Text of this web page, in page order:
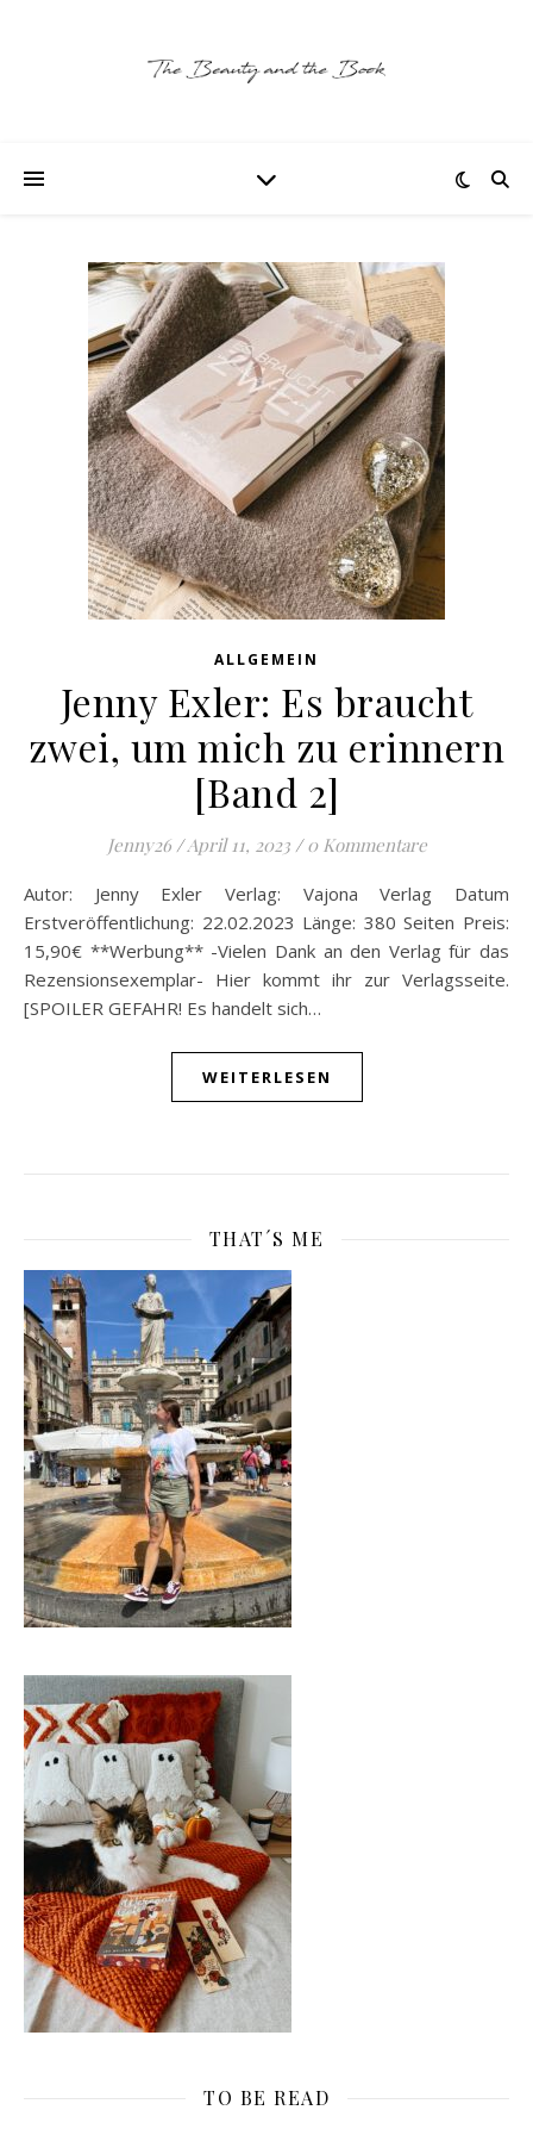
ALLGEMEIN
Jenny Exler: Es braucht
zwei, um mich zu erinnern
[Band 2]
Jenny26 /April 11, 2023 / 0 Kommentare
Autor: Jenny Exler Verlag: Vajona Verlag Datum
Erstveröffentlichung: 22.02.2023 Länge: 380 Seiten Preis:
15,90€ **Werbung** -Vielen Dank an den Verlag für das
Rezensionsexemplar- Hier kommt ihr zur Verlagsseite.
[SPOILER GEFAHR! Es handelt sich…
WEITERLESEN
THAT´S ME
TO BE READ